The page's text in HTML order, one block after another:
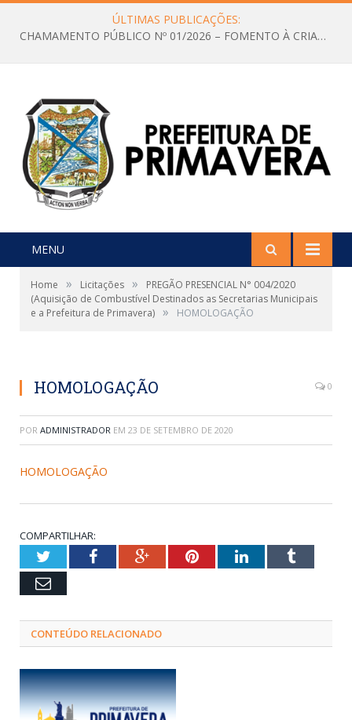
ÚLTIMAS PUBLICAÇÕES:
CHAMAMENTO PÚBLICO Nº 01/2026 – FOMENTO À CRIAÇÃO E A CIRCULAÇÃO DE PRODUÇÕES CULTURAIS – Aldir Blanc
MENU
Home » Licitações »
PREGÃO PRESENCIAL N° 004/2020
(Aquisição de Combustível Destinados as Secretarias Municipais
e a Prefeitura de Primavera) » HOMOLOGAÇÃO
HOMOLOGAÇÃO 0
POR ADMINISTRADOR EM 23 DE SETEMBRO DE 2020
HOMOLOGAÇÃO
COMPARTILHAR:
TwitterFacebookGoogle+PinterestLinkedInTumblr
Email
CONTEÚDO RELACIONADO